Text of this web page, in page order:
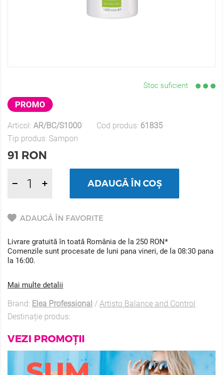
Stoc suficient
PROMO
Articol: AR/BC/S1000 Cod produs: 61835
Tip produs: Sampon
91 RON
ADAUGĂ ÎN COȘ
ADAUGĂ ÎN FAVORITE
Livrare gratuită în toată România de la 250 RON*
Comenzile sunt procesate de luni pana vineri, de la 08:30 pana
la 16:00.
Mai multe detalii
Brand: Elea Professional / Artisto Balance and Control
Destinație produs:
VEZI PROMOȚII